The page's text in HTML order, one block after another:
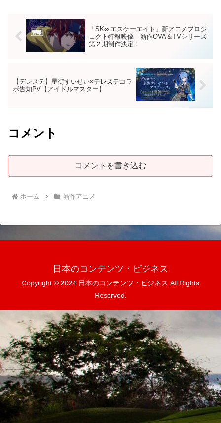
「SK∞ エスケーエイト」新アニメプロジ
ェクト特報映像｜新作OVA＆TVシリーズ
第２期制作決定！
【デレステ】星街すいせい×デレステコラ
ボ告知PV【アイドルマスター】
コメント
コメントを書き込む
ホーム 新作アニメ
日本のコンテンツ・ビジネス
Copyright © 2024 日本のコンテンツ・ビジネス All Rights
Reserved.